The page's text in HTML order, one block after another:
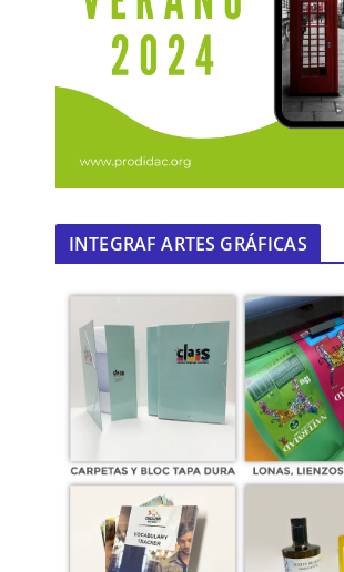
INTEGRAF ARTES GRÁFICAS